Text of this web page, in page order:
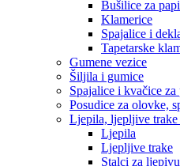
Bušilice za
Klamerice
Spajalice i
Tapetarske
Gumene vezice
Šiljila i gumice
Spajalice i kvačice za
Posudice za olovke,
Ljepila, ljepljive trake
Ljepila
Ljepljive trake
Stalci za